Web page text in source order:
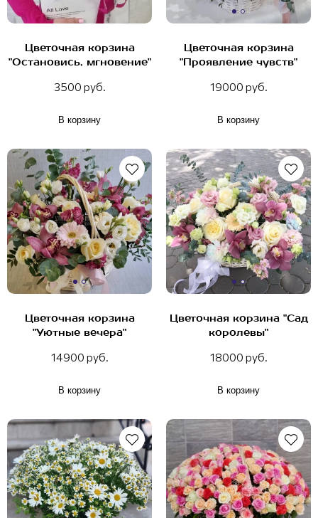
Цветочная корзина
"Остановись, мгновение"
3500 руб.
В корзину
Цветочная корзина
"Проявление чувств"
19000 руб.
В корзину
Цветочная корзина
"Уютные вечера"
14900 руб.
В корзину
Цветочная корзина "Сад
королевы"
18000 руб.
В корзину